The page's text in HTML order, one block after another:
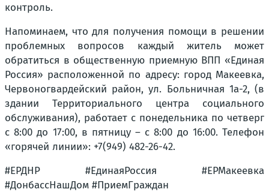
контроль.
Напоминаем, что для получения помощи в решении
проблемных вопросов каждый житель может
обратиться в общественную приемную ВПП «Единая
Россия» расположенной по адресу: город Макеевка,
Червоногвардейский район, ул. Больничная 1а-2, (в
здании Территориального центра социального
обслуживания), работает с понедельника по четверг
с 8:00 до 17:00, в пятницу – с 8:00 до 16:00. Телефон
«горячей линии»: +7(949) 482-26-42.
#ЕРДНР #ЕдинаяРоссия #ЕРМакеевка
#ДонбассНашДом #ПриемГраждан